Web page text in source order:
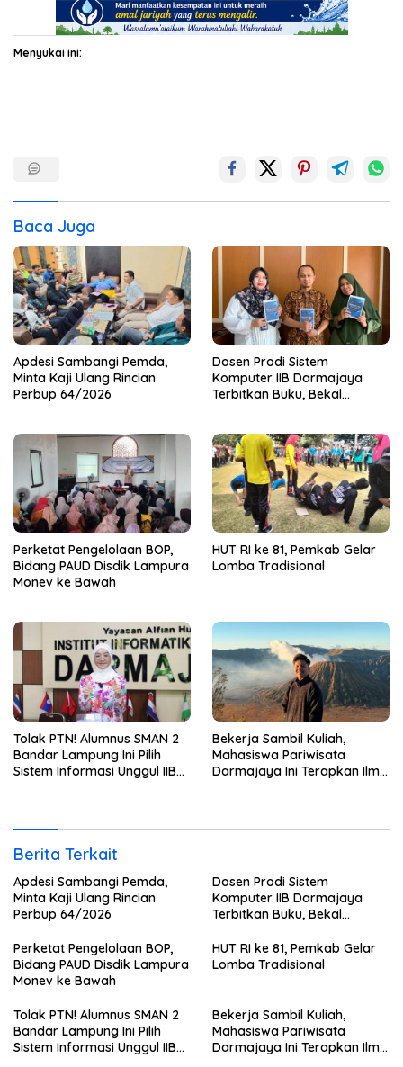
Menyukai ini:
Baca Juga
Apdesi Sambangi Pemda,
Minta Kaji Ulang Rincian
Perbup 64/2026
Dosen Prodi Sistem
Komputer IIB Darmajaya
Terbitkan Buku, Bekal
Perketat Pengelolaan BOP,
Bidang PAUD Disdik Lampura
Monev ke Bawah
HUT RI ke 81, Pemkab Gelar
Lomba Tradisional
Tolak PTN! Alumnus SMAN 2
Bandar Lampung Ini Pilih
Sistem Informasi Unggul IIB
Bekerja Sambil Kuliah,
Mahasiswa Pariwisata
Darmajaya Ini Terapkan Ilmu
Berita Terkait
Apdesi Sambangi Pemda,
Minta Kaji Ulang Rincian
Perbup 64/2026
Dosen Prodi Sistem
Komputer IIB Darmajaya
Terbitkan Buku, Bekal
Sensor dan Aktuator
Perketat Pengelolaan BOP,
Bidang PAUD Disdik Lampura
Monev ke Bawah
HUT RI ke 81, Pemkab Gelar
Lomba Tradisional
Tolak PTN! Alumnus SMAN 2
Bandar Lampung Ini Pilih
Sistem Informasi Unggul IIB
Bekerja Sambil Kuliah,
Mahasiswa Pariwisata
Darmajaya Ini Terapkan Ilmu